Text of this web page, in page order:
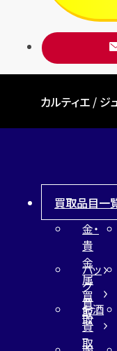
カルティエ / ジ
買取品目一
金・
貴
金
属
買
取
バッ
グ
買
取
お酒
買
取